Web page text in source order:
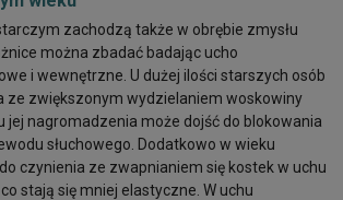
zachodzą także w obrębie zmysłu
można zbadać badając ucho
i wewnętrzne. U dużej ilości starszych osób
ze zwiększonym wydzielaniem woskowiny
jej nagromadzenia może dojść do blokowania
słuchowego. Dodatkowo w wieku
czynienia ze zwapnianiem się kostek w uchu
stają się mniej elastyczne. W uchu